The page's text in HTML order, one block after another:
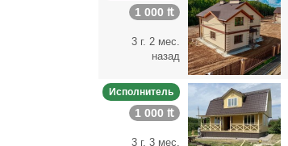
1 000 ₶
3 г. 2 мес.
назад
Исполнитель
1 000 ₶
3 г. 3 мес.